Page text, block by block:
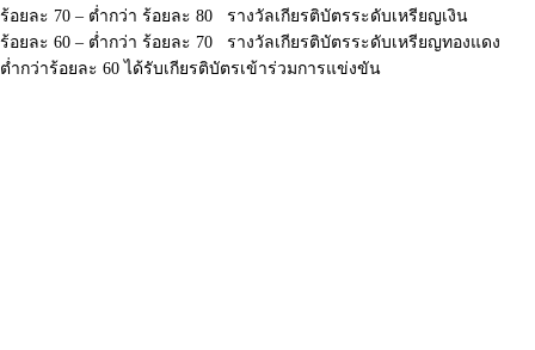
ร้อยละ 70 – ต่ำกว่า ร้อยละ 80 รางวัลเกียรติบัตรระดับเหรียญเงิน
ร้อยละ 60 – ต่ำกว่า ร้อยละ 70 รางวัลเกียรติบัตรระดับเหรียญทองแดง
ต่ำกว่าร้อยละ 60 ได้รับเกียรติบัตรเข้าร่วมการแข่งขัน